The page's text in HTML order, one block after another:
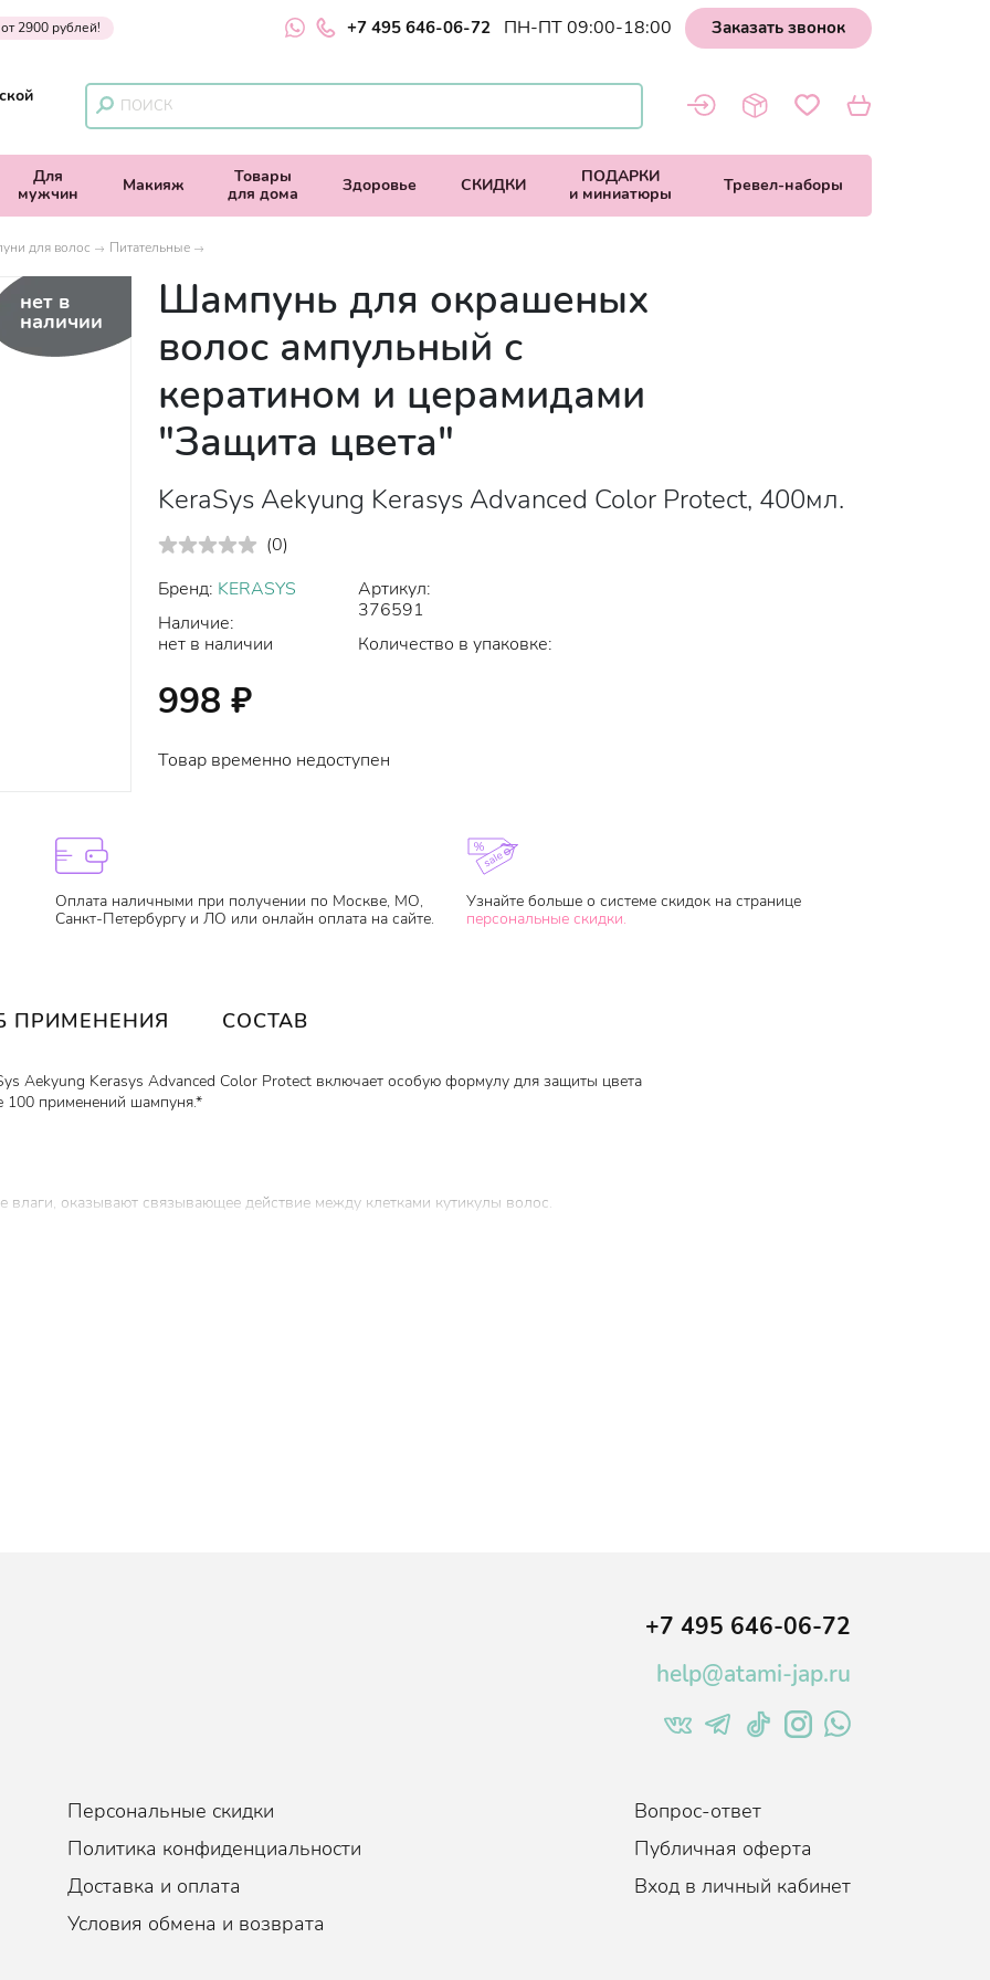
2900 рублей! +7 495 646-06-72 ПН-ПТ 09:00-18:00 Заказать звонок
Для
мужчин
Макияж
Товары
для дома
Здоровье СКИДКИ
ПОДАРКИ
и миниатюры
Тревел-наборы
для волос Питательные
нет в
наличии
Шампунь для окрашеных
волос ампульный с
кератином и церамидами
"Защита цвета"
KeraSys Aekyung Kerasys Advanced Color Protect, 400мл.
(0)
Бренд: KERASYS
Наличие:
нет в наличии
Артикул:
376591
Количество в упаковке:
998 ₽
Товар временно недоступен
Оплата наличными при получении по Москве, МО,
Санкт-Петербургу и ЛО или онлайн оплата на сайте.
Узнайте больше о системе скидок на странице
персональные скидки.
ПРИМЕНЕНИЯ СОСТАВ
Aekyung Kerasys Advanced Color Protect включает особую формулу для защиты цвета
100 применений шампуня.*
влаги, оказывают связывающее действие между клетками кутикулы волос.
сравнения с обычным шампунем Kerasys.
+7 495 646-06-72
help@atami-jap.ru
Персональные скидки
Политика конфиденциальности
Доставка и оплата
Условия обмена и возврата
Вопрос-ответ
Публичная оферта
Вход в личный кабинет